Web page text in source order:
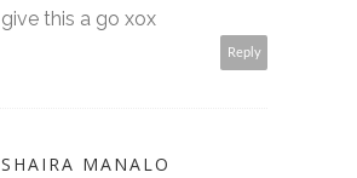
give this a go xox
Reply
SHAIRA MANALO